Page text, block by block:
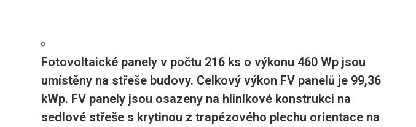
Fotovoltaické panely v počtu 216 ks o výkonu 460 Wp jsou
umístěny na střeše budovy. Celkový výkon FV panelů je 99,36
kWp. FV panely jsou osazeny na hliníkové konstrukci na
sedlové střeše s krytinou z trapézového plechu orientace na